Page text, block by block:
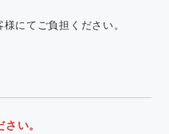
にてご負担ください。
い。